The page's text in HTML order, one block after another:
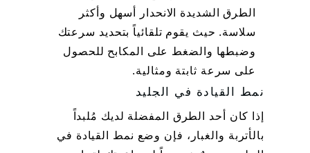
الطرق الشديدة الانحدار أسهل وأكثر
سلاسة. حيث يقوم تلقائياً بتحديد سرعتك
وضبطها والضغط على المكابح للحصول
على سرعة ثابتة ومثالية.
نمط القيادة في الجليد
إذا كان أحد الطرق المفضلة لديك مُلبداً
بالأتربة والغبار، فإن وضع نمط القيادة في